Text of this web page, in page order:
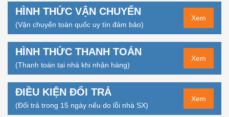
HÌNH THỨC VẬN CHUYỂN
(Vận chuyển toàn quốc uy tín đảm bảo)
Xem
HÌNH THỨC THANH TOÁN
(Thanh toán tại nhà khi nhận hàng)
Xem
ĐIỀU KIỆN ĐỔI TRẢ
(Đổi trả trong 15 ngày nếu do lỗi nhà SX)
Xem